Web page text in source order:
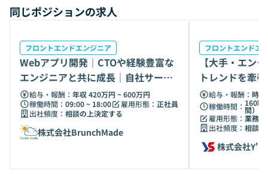
3,000万円代表：代表取締役 井無田 仲従業員数：207名
Deck：https://speakerdeck.com/techtouch/product-
team▼受賞歴- 2020年週刊東洋経済「すごいベンチャー
100」選出「過去500社の現在地特集」DX銘柄にて12位を獲
得しました**週刊東洋経済 2022年9月17日-24日合併特大
号Forbes JAPAN 「CLOUD 20 Rising Stars」選出FUJITSU
ACCELERATOR 第8期ピッチコンテスト 優秀賞- 2022年日本
DX大賞支援機関部門 ファイナリスト選出グッドデザイン賞
受賞総務省後援 ASPIC IoT･AI･クラウドアワード 基幹業務系
ASP・SaaS部門 準グランプリ 受賞- 2023年SAP AWARD OF
同じポジションの求人
フロントエンドエンジニア
Webアプリ開発｜CTOや経験豊富な
エンジニアと共に成長｜自社サービ
スにも挑戦
給与・報酬： 年収 420万円 ~ 600万円
稼働時間： 09:00 ~ 18:00 雇用形態： 正社員
出社頻度： 相談の上決定する
株式会社BrunchMade
フロントエンドエ
【大手・エン
トレンドを牽
エンジニア募
給与・報酬： 時
稼働時間： 160時
間）
雇用形態： 業務委
出社頻度： 相談
株式会社Y's